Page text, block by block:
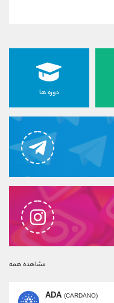
دوره ها
مشاهده همه
ADA (CARDANO)